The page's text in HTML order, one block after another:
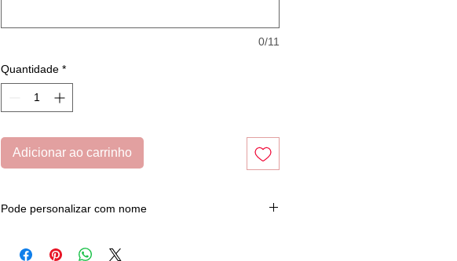
0/11
Quantidade *
Adicionar ao carrinho
Pode personalizar com nome
(O nome ou palavra que escolher, substitui o voto)